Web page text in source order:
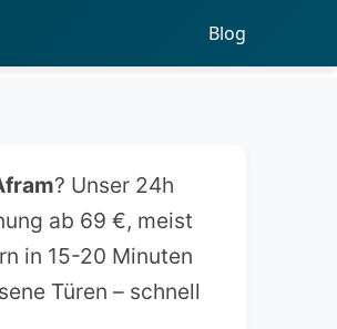
Blog
? Unser 24h
ab 69 €, meist
in 15-20 Minuten
Türen – schnell